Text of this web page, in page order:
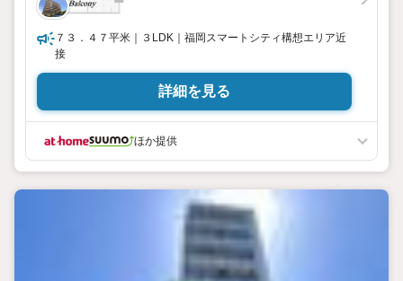
７３．４７平米｜３LDK｜福岡スマートシティ構想エリア近
接
詳細を見る
ほか提供